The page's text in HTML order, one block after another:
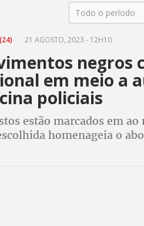
Todo o período
21 AGOSTO, 2023 - 12H10
negros
em meio a
policiais
estão marcados em ao
homenageia o